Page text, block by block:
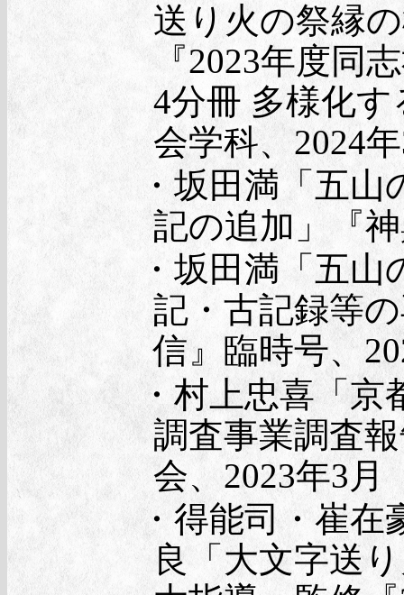
送り火の祭縁
『2023年度同
4分冊 多様化
会学科、2024
・坂田満「五山
記の追加」『
・坂田満「五
記・古記録等
信』臨時号、
・村上忠喜「京
調査事業調査
会、2023年3月
・得能司・崔在
良「大文字送